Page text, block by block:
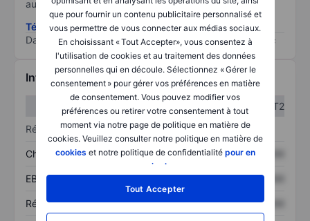
que pour fournir un contenu publicitaire personnalisé et
vous permettre de vous connecter aux médias sociaux.
En choisissant « Tout Accepter», vous consentez à
l'utilisation de cookies et au traitement des données
personnelles qui en découle. Sélectionnez « Gérer le
consentement » pour gérer vos préférences en matière
de consentement. Vous pouvez modifier vos
préférences ou retirer votre consentement à tout
moment via notre page de politique en matière de
cookies. Veuillez consulter notre politique en matière de
cookies et notre politique de confidentialité pour en
savoir plus
Tout Accepter
au risque le plus élevé).
Télécharger la méthodologie ESG (en anglais)
Data provided by
/
Informations financières
T1
T2
Résultats
Chiffre d’affaires XXXXXXX XXXXXXX
EBITDA XXXXXXX XXXXXXX
Résultat net XXXXXXX XXXXXXX